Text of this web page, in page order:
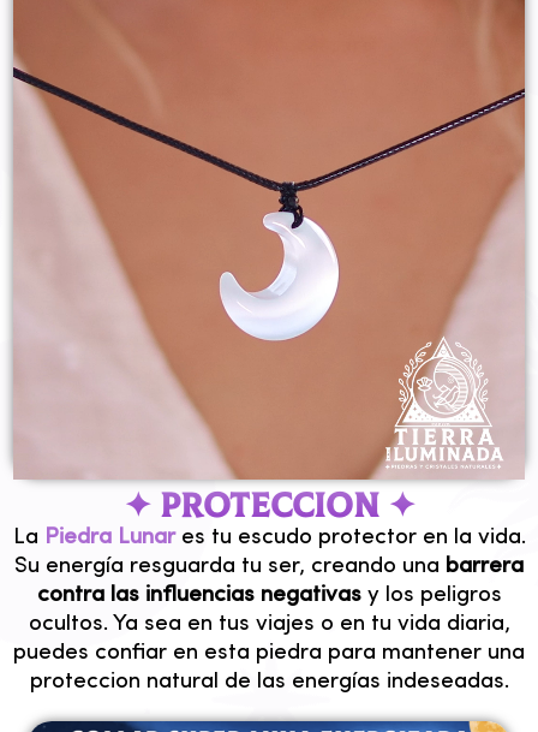
✦ PROTECCION ✦
La Piedra Lunares tu escudo protector en la vida.
Su energía resguarda tu ser, creando una barrera
contra las influencias negativasy los peligros
ocultos. Ya sea en tus viajes o en tu vida diaria,
puedes confiar en esta piedra para mantener una
proteccion natural de las energías indeseadas.